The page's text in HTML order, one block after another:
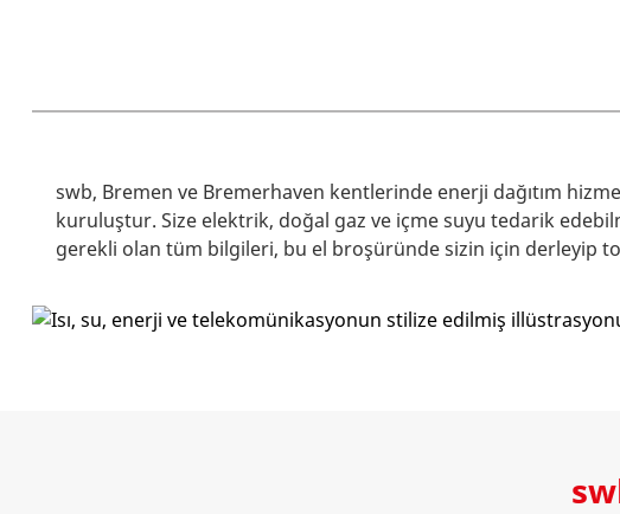
swb, Bremen ve Bremerhaven kentlerinde enerji dağıtım
kuruluştur. Size elektrik, doğal gaz ve içme suyu tedarik
gerekli olan tüm bilgileri, bu el broşüründe sizin için derleyip